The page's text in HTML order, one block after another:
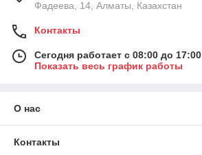
Фадеева, 14, Алматы, Казахстан
Контакты
Сегодня работает с 08:00 до 17:00
Показать весь график работы
О нас
Контакты